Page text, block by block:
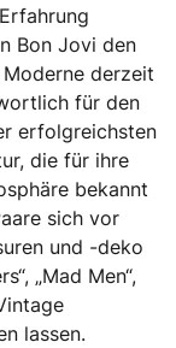
Bon Jovi den
derzeit
für den
erfolgreichsten
die für ihre
bekannt
sich vor
und -deko
„Mad Men“,
lassen.